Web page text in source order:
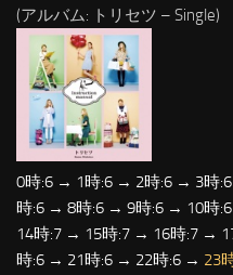
(アルバム: トリセツ – Single)
0時:6 → 1時:6 → 2時:6 → 3時
時:6 → 8時:6 → 9時:6 → 10時
14時:7 → 15時:7 → 16時:7 →
時:6 → 21時:6 → 22時:6 → 23